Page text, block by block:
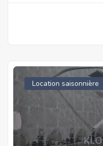
Location saisonnière